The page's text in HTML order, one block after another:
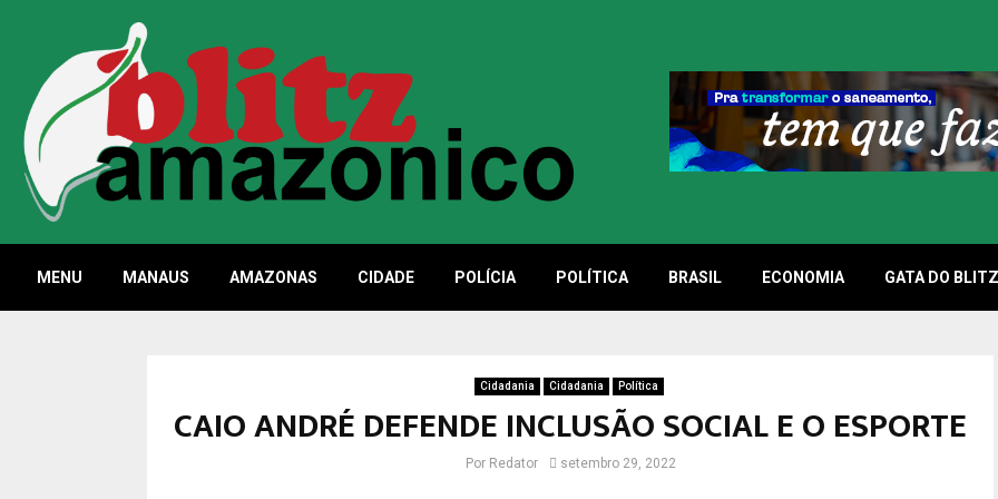
MENU MANAUS AMAZONAS CIDADE POLÍCIA POLÍTICA BRASIL ECONOMIA GATA DO BLITZ
Cidadania Cidadania Política
CAIO ANDRÉ DEFENDE INCLUSÃO SOCIAL E O ESPORTE
Por Redator setembro 29, 2022